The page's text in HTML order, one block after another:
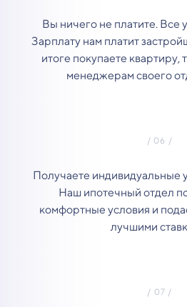
Вы ничего не платите. Все
Зарплату нам платит
итоге покупаете квартиру,
менеджерам своего
Получаете индивидуальные
Наш ипотечный отдел
комфортные условия и
лучшими